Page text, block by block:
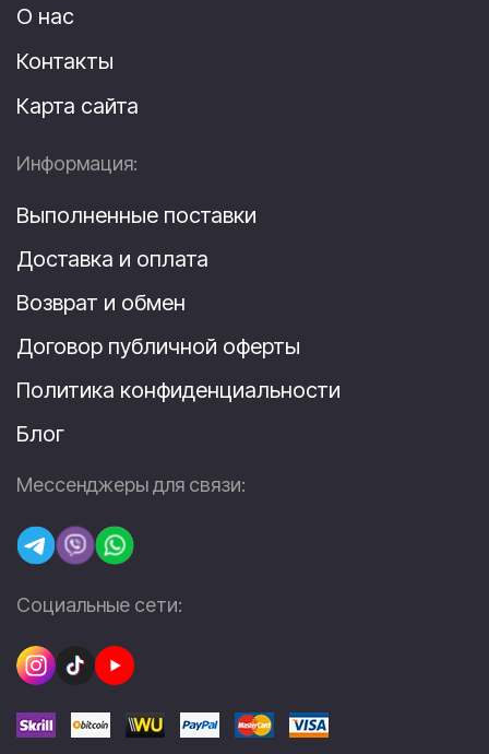
О нас
Контакты
Карта сайта
Информация:
Выполненные поставки
Доставка и оплата
Возврат и обмен
Договор публичной оферты
Политика конфиденциальности
Блог
Мессенджеры для связи:
Социальные сети: